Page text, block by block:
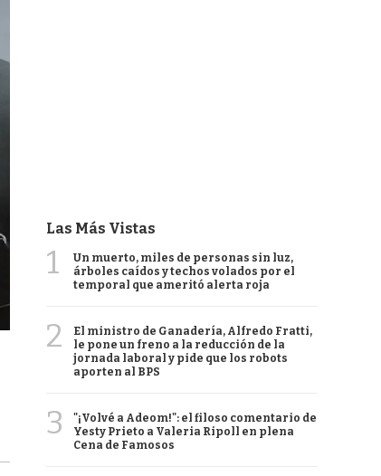
Las Más Vistas
1
Un muerto, miles de personas sin luz,
árboles caídos y techos volados por el
temporal que ameritó alerta roja
2
El ministro de Ganadería, Alfredo Fratti,
le pone un freno a la reducción de la
jornada laboral y pide que los robots
aporten al BPS
3
"¡Volvé a Adeom!": el filoso comentario de
Yesty Prieto a Valeria Ripoll en plena
Cena de Famosos